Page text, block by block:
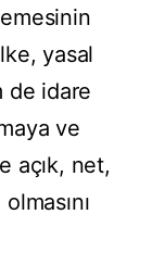
yasal
de idare
ve
açık, net,